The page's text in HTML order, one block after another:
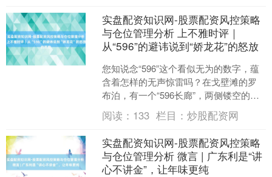
实盘配资知识网-股票配资风控策略
与仓位管理分析 上不雅时评｜
从“596”的避讳说到“娇龙花”的怒放
您知说念“596”这个看似无为的数字，蕴
含着怎样的无声惊雷吗？在戈壁滩的罗
布泊，有一个“596长廊”，两侧镂空的墙
上是我国第一颗原枪弹的31564位参战者
的英名....
阅读： 133 栏目：炒股配资网
实盘配资知识网-股票配资风控策略
与仓位管理分析 微言 | 广东利是“讲
心不讲金”，让年味更纯